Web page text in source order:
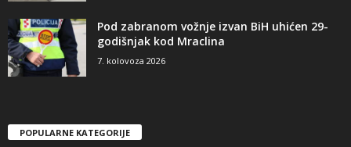
Pod zabranom vožnje izvan BiH uhićen 29-
godišnjak kod Mraclina
7. kolovoza 2026
POPULARNE KATEGORIJE